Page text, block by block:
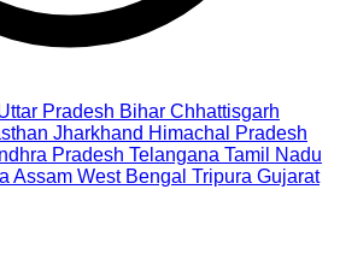
Pradesh Bihar Chhattisgarh
Jharkhand Himachal Pradesh
Pradesh Telangana Tamil Nadu
Assam West Bengal Tripura Gujarat